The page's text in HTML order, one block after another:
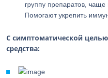
группу препаратов, чаще
Помогают укрепить
С симптоматической
средства: